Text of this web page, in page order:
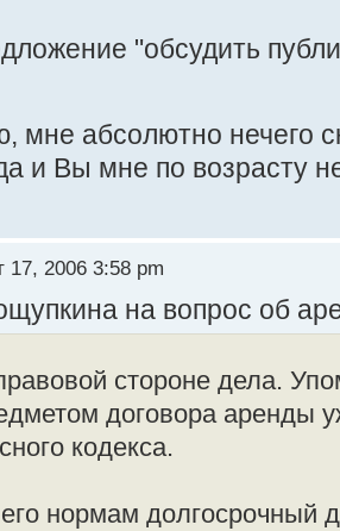
"обсудить
мне абсолютно нечего
и Вы мне по возрасту
17, 2006 3:58 pm
на вопрос об
стороне дела.
договора аренды
кодекса.
нормам долгосрочный